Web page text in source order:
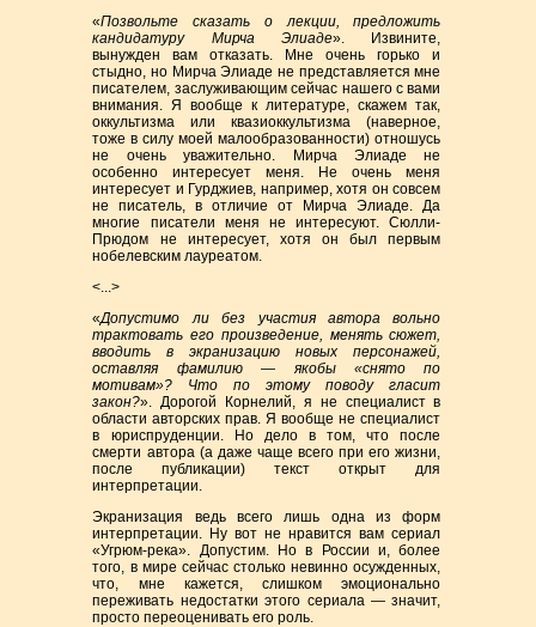
«Позвольте сказать о лекции, предложить
кандидатуру Мирча Элиаде». Извините,
вынужден вам отказать. Мне очень горько и
стыдно, но Мирча Элиаде не представляется мне
писателем, заслуживающим сейчас нашего с вами
внимания. Я вообще к литературе, скажем так,
оккультизма или квазиоккультизма (наверное,
тоже в силу моей малообразованности) отношусь
не очень уважительно. Мирча Элиаде не
особенно интересует меня. Не очень меня
интересует и Гурджиев, например, хотя он совсем
не писатель, в отличие от Мирча Элиаде. Да
многие писатели меня не интересуют. Сюлли-
Прюдом не интересует, хотя он был первым
нобелевским лауреатом.
<...>
«Допустимо ли без участия автора вольно
трактовать его произведение, менять сюжет,
вводить в экранизацию новых персонажей,
оставляя фамилию — якобы «снято по
мотивам»? Что по этому поводу гласит
закон?». Дорогой Корнелий, я не специалист в
области авторских прав. Я вообще не специалист
в юриспруденции. Но дело в том, что после
смерти автора (а даже чаще всего при его жизни,
после публикации) текст открыт для
интерпретации.
Экранизация ведь всего лишь одна из форм
интерпретации. Ну вот не нравится вам сериал
«Угрюм-река». Допустим. Но в России и, более
того, в мире сейчас столько невинно осужденных,
что, мне кажется, слишком эмоционально
переживать недостатки этого сериала — значит,
просто переоценивать его роль.